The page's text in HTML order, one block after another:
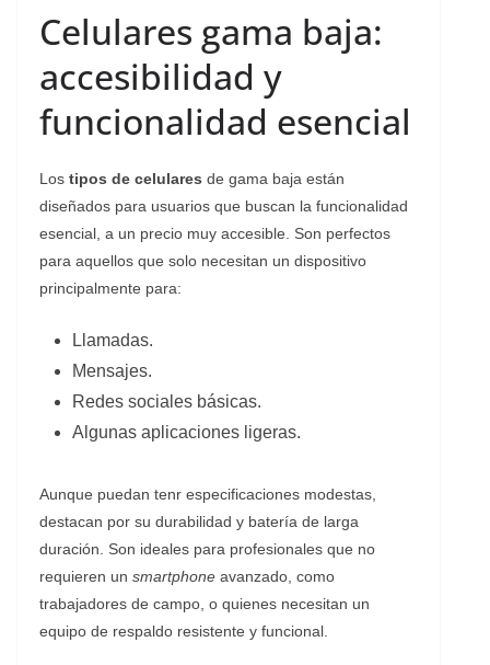
Celulares gama baja:
accesibilidad y
funcionalidad esencial
Los tipos de celulares de gama baja están
diseñados para usuarios que buscan la funcionalidad
esencial, a un precio muy accesible. Son perfectos
para aquellos que solo necesitan un dispositivo
principalmente para:
Llamadas.
Mensajes.
Redes sociales básicas.
Algunas aplicaciones ligeras.
Aunque puedan tenr especificaciones modestas,
destacan por su durabilidad y batería de larga
duración. Son ideales para profesionales que no
requieren un smartphone avanzado, como
trabajadores de campo, o quienes necesitan un
equipo de respaldo resistente y funcional.